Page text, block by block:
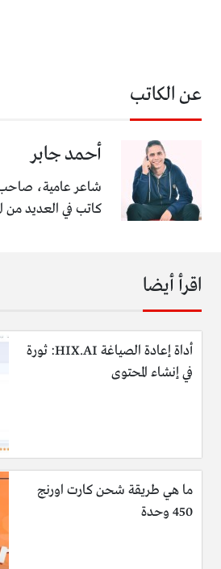
عن الكاتب
أحمد جابر
شاعر عامية،
كاتب في العديد من
اقرأ أيضا
أداة إعادة الصياغة HIX.AI: ثورة
في إنشاء المحتوى
ما هي طريقة شحن كارت اورنج
450 وحدة